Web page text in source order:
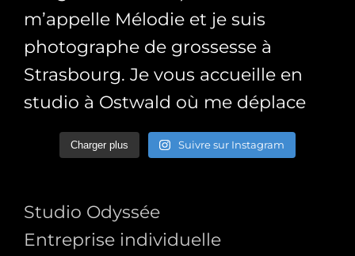
Charger plus Suivre sur Instagram
Studio Odyssée
Entreprise individuelle